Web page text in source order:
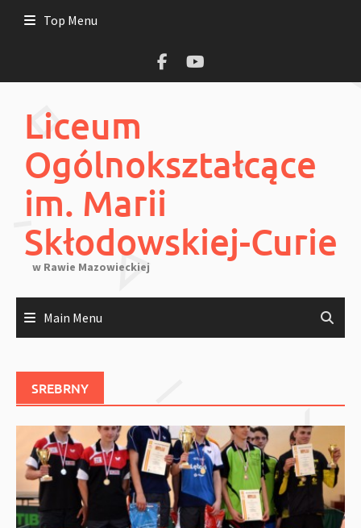
Top Menu
Liceum
Ogólnokształcące
im. Marii
Skłodowskiej-Curie
w Rawie Mazowieckiej
Main Menu
SREBRNY